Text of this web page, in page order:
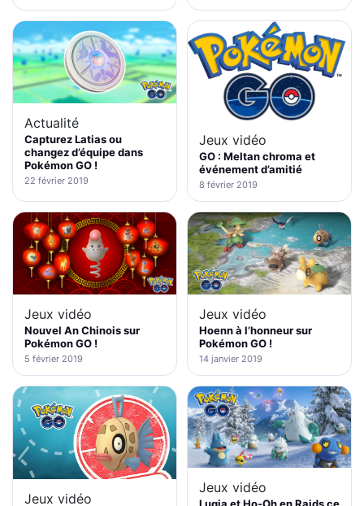
Actualité
Capturez Latias ou
changez d’équipe dans
Pokémon GO !
22 février 2019
Jeux vidéo
GO : Meltan chroma et
événement d’amitié
8 février 2019
Jeux vidéo
Nouvel An Chinois sur
Pokémon GO !
5 février 2019
Jeux vidéo
Hoenn à l’honneur sur
Pokémon GO !
14 janvier 2019
Jeux vidéo
Jeux vidéo